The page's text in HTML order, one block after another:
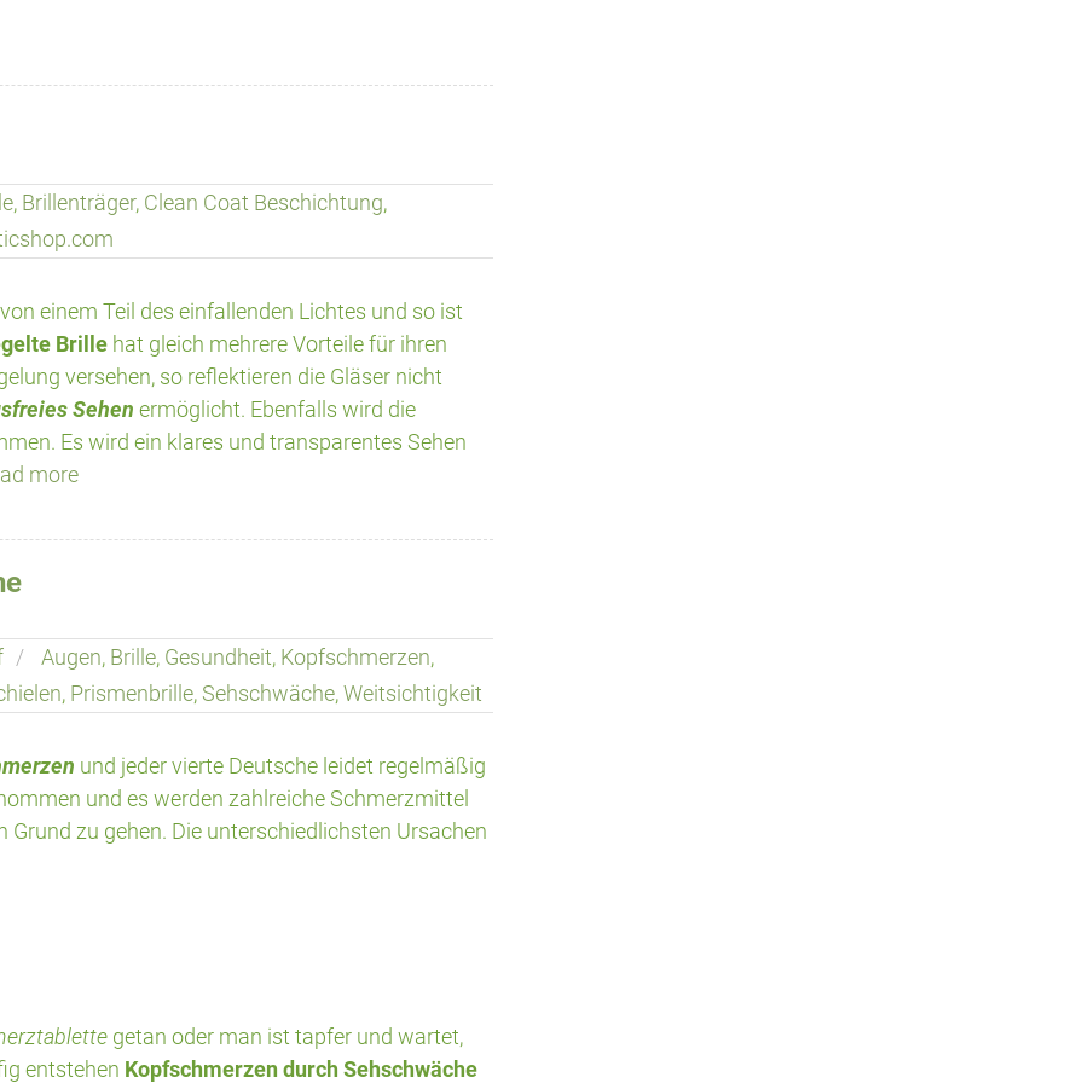
, Brillenträger, Clean Coat Beschichtung,
einem Teil des einfallenden Lichtes und so ist
Brille hat gleich mehrere Vorteile für ihren
versehen, so reflektieren die Gläser nicht
Sehen ermöglicht. Ebenfalls wird die
Es wird ein klares und transparentes Sehen
more
Augen, Brille, Gesundheit, Kopfschmerzen,
, Prismenbrille, Sehschwäche,Weitsichtigkeit
und jeder vierte Deutsche leidet regelmäßig
und es werden zahlreiche Schmerzmittel
zu gehen. Die unterschiedlichsten Ursachen
getan oder man ist tapfer und wartet,
entstehen Kopfschmerzen durch Sehschwäche